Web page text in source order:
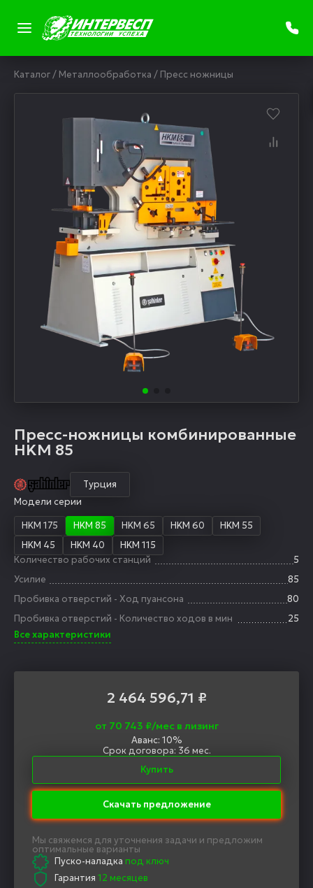
Каталог/ Металлообработка / Пресс ножницы
Пресс-ножницы комбинированные
HKM 85
Турция
Модели серии
HKM 175
HKM 85 HKM 65 HKM 60
HKM 55
HKM 45
HKM 40
HKM 115
Количество рабочих станций
5
Усилие
85
Пробивка отверстий - Ход пуансона
80
Пробивка отверстий - Количество ходов в мин
25
Все характеристики
2 464 596,71 ₽
от 70 743 ₽/мес в лизинг
Аванс: 10%
Срок договора: 36 мес.
Купить
Скачать предложение
Мы свяжемся для уточнения задачи и предложим
оптимальные варианты
Пуско-наладка под ключ
Гарантия 12 месяцев